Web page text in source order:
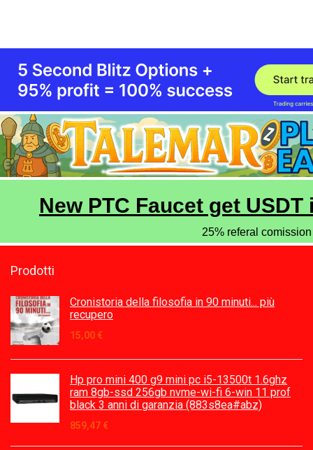
Prodotti
Cronistoria della filosofia in 90 minuti... più
recupero
15,00 €
Hp pro mini 400 g9 mini pc i5-13500t 1.6ghz
ram 8gb-ssd 256gb nvme-wi-fi 6-win 11 prof
black 3 anni di garanzia (883s8ea#abz)
859,47 €